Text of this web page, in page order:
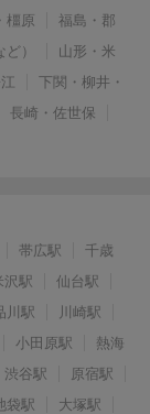
橿原
福島・郡
）
山形・米
下関・柳井・
長崎・佐世保
帯広駅
千歳
沢駅
仙台駅
川駅
川崎駅
小田原駅
熱海
渋谷駅
原宿駅
袋駅
大塚駅